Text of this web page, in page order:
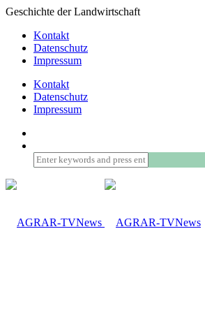
Geschichte der Landwirtschaft
Kontakt
Datenschutz
Impressum
Kontakt
Datenschutz
Impressum